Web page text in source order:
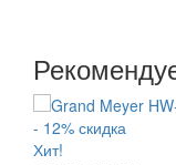
- 12% скидка
Хит!